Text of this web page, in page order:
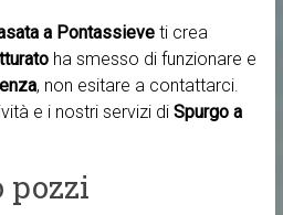
a Pontassieveti crea
ha smesso di funzionare e
, non esitare a contattarci.
e i nostri servizi di Spurgo a
pozzi